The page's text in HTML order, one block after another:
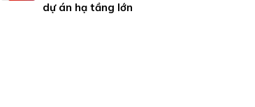
dự án hạ tầng lớn